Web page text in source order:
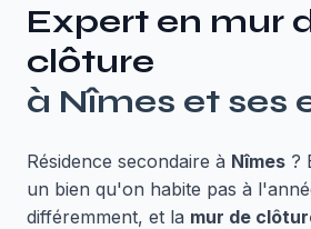
Expert en mur
clôture
à Nîmes et ses
Résidence secondaire à Nîmes ?
un bien qu'on habite pas à
différemment, et la mur de